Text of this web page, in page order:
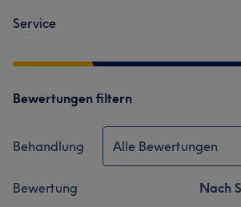
Service
Bewertungen filtern
Behandlung Alle Bewertungen
Bewertung Nach